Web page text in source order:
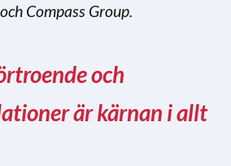
Compass Group.
och
är kärnan i allt